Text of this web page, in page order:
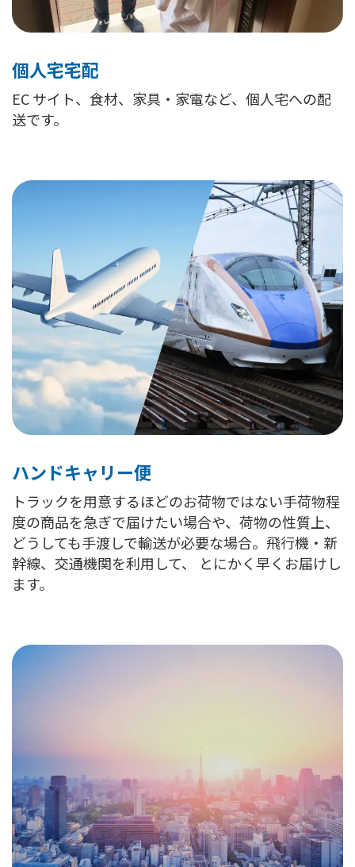
個人宅宅配
EC サイト、食材、家具・家電など、個人宅への配
送です。
ハンドキャリー便
トラックを用意するほどのお荷物ではない手荷物程
度の商品を急ぎで届けたい場合や、荷物の性質上、
どうしても手渡しで輸送が必要な場合。飛行機・新
幹線、交通機関を利用して、 とにかく早くお届けし
ます。